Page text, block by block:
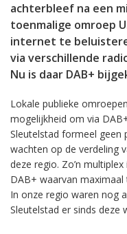
achterbleef na een
toenmalige omroep
internet te
via verschillende
Nu is daar DAB+
Lokale publieke
mogelijkheid om via
Sleutelstad formeel
wachten op de verdeling
deze regio. Zo’n
DAB+ waarvan
In onze regio waren nog
Sleutelstad er sinds deze